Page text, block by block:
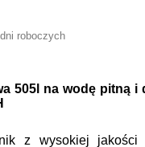
roboczych
505l na wodę pitną i
z wysokiej